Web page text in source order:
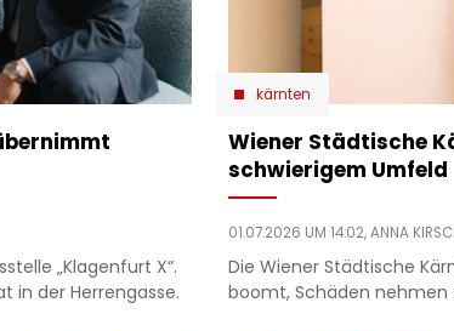
„Klagenfurt X“.
in der Herrengasse.
kärnten
Wiener Städtische
schwierigem Umfeld
01.07.2026 UM 14:02,ANNA
Die Wiener Städtische
boomt, Schäden nehmen